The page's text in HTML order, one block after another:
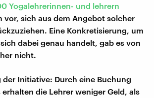
Yogalehrerinnen- und lehrern
vor, sich aus dem Angebot solcher
Eine Konkretisierung, um
dabei genau handelt, gab es von
nicht.
der Initiative: Durch eine Buchung
erhalten die Lehrer weniger Geld, als